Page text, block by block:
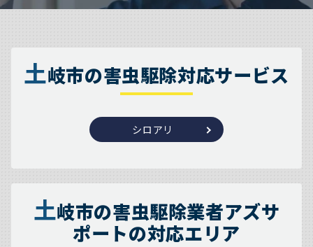
土岐市の害虫駆除対応サービス
シロアリ
土岐市の害虫駆除業者アズサ
ポートの対応エリア